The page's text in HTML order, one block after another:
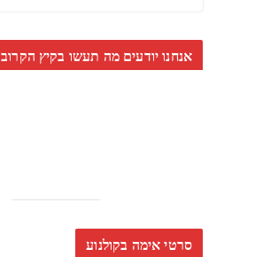
אנחנו יודעים מה תעשו בקיץ הקרוב
סרטי אימה בקולנוע